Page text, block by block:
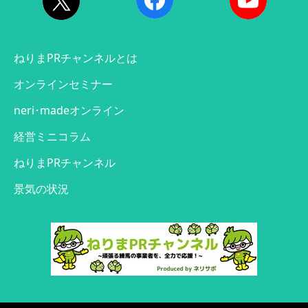
ねりまPRチャンネルとは
オンラインセミナー
neri･madeオンライン
経営ミニコラム
ねりまPRチャンネル
景気の状況